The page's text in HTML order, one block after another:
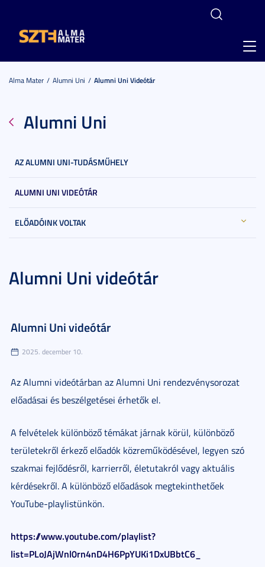
Alma Mater Alumni Uni Alumni Uni Videótár
Alumni Uni
AZ ALUMNI UNI-TUDÁSMŰHELY
ALUMNI UNI VIDEÓTÁR
ELŐADÓINK VOLTAK
Alumni Uni videótár
Alumni Uni videótár
2025. december 10.
Az Alumni videótárban az Alumni Uni rendezvénysorozat
előadásai és beszélgetései érhetők el.
A felvételek különböző témákat járnak körül, különböző
területekről érkező előadók közreműködésével, legyen szó
szakmai fejlődésről, karrierről, életutakról vagy aktuális
kérdésekről. A különböző előadások megtekinthetőek
YouTube-playlistünkön.
https://www.youtube.com/playlist?
list=PLoJAjWnl0rn4nD4H6PpYUKi1DxUBbtC6_